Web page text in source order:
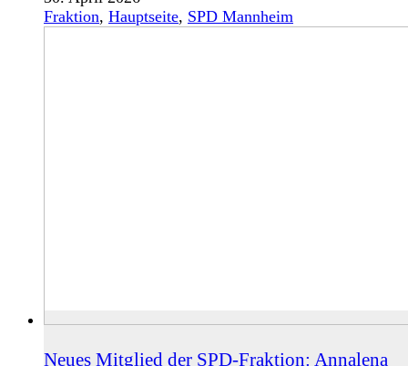
Fraktion, Hauptseite, SPD Mannheim
Neues Mitglied der SPD-Fraktion: Annalena